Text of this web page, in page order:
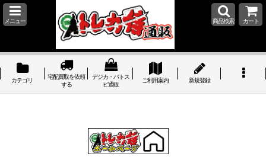
メニュー 商品検索 カート
カテゴリ
宅配買取を依頼
する
デジカ・バトス
ピ通販
ご利用案内 新規登録